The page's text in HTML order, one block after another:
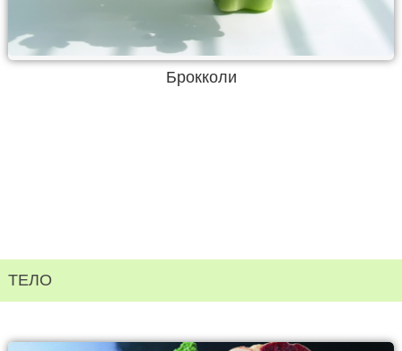
Брокколи
ТЕЛО